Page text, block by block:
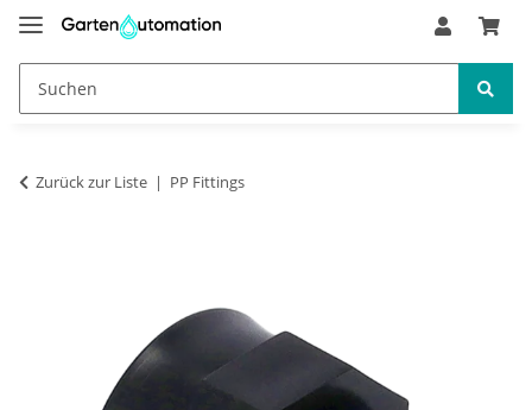
Zurück zur Liste PP Fittings